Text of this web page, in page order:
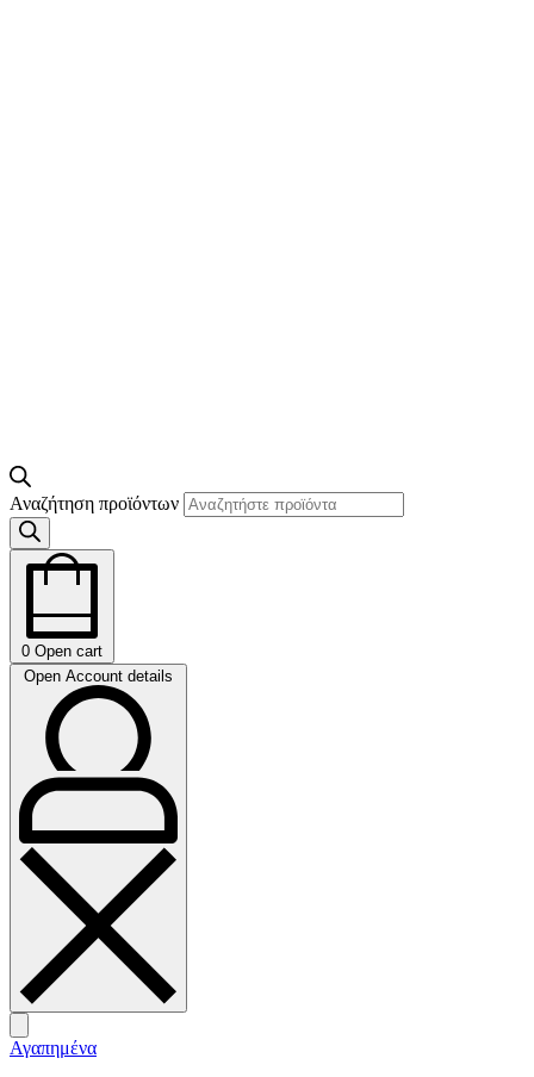
Αναζήτηση προϊόντων
0 Open cart
Open Account details
Αγαπημένα